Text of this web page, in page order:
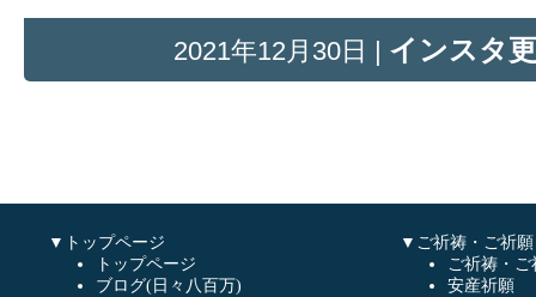
2021年12月30日 | インスタ
▼トップページ
トップページ
ブログ(日々八百万)
▼ご祈祷・ご祈願
ご祈祷・ご
安産祈願